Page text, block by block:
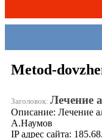
Metod-
Заголовок: Лечение
Описание: Лечение
А.Наумов
IP адрес сайта: